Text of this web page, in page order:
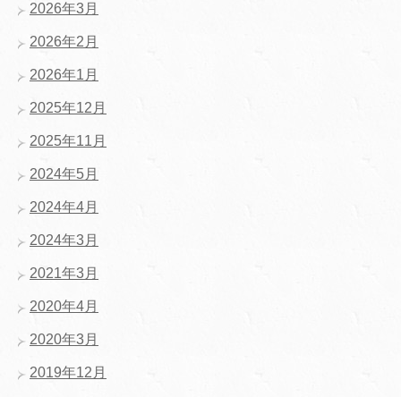
2026年3月
2026年2月
2026年1月
2025年12月
2025年11月
2024年5月
2024年4月
2024年3月
2021年3月
2020年4月
2020年3月
2019年12月